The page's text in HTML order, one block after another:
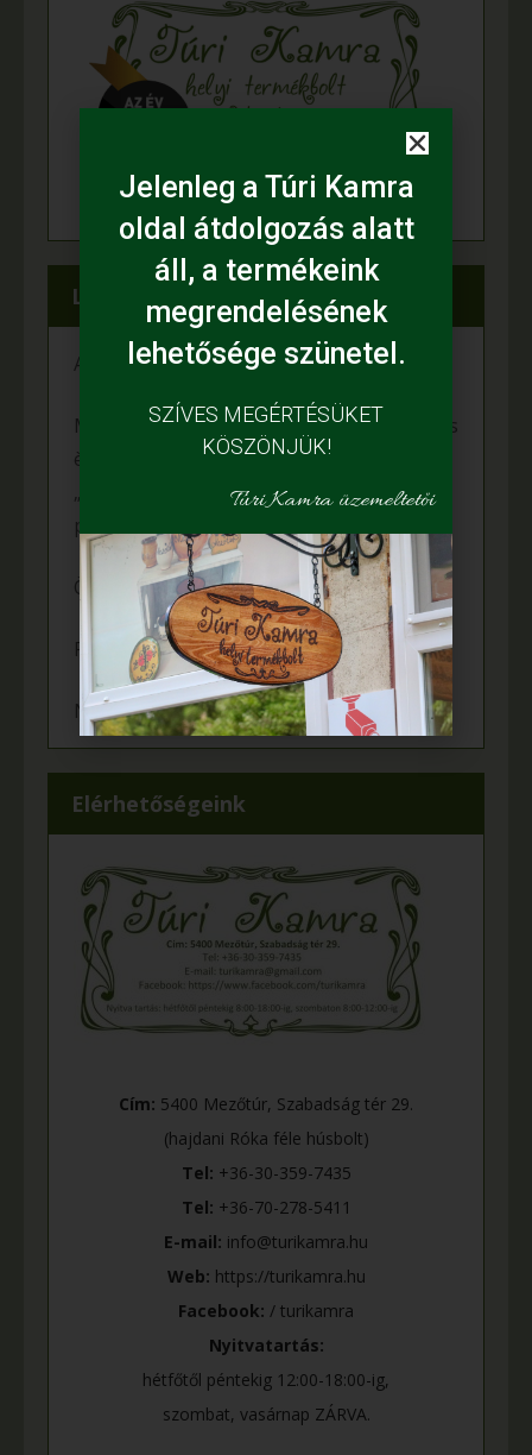
Legfrissebb híreink
A fiataloké a jövő
Mihalina Máté pàlyàzatot nyert a Kulturàlis
ès Innovàciós Minisztèrium àltal kiîrt
„Nemzet Fiatal Tehetsègeièrt Ösztöndîj”
programon
Örömünnep a Fehér tanyán
Felgyulladt a fény Murányi Éva tanyáján
Napelem került az Adamcsik tanyára
Elérhetőségeink
Cím: 5400 Mezőtúr, Szabadság tér 29.
(hajdani Róka féle húsbolt)
Tel: +36-30-359-7435
Tel: +36-70-278-5411
E-mail: info@turikamra.hu
Web: https://turikamra.hu
Facebook: / turikamra
Nyitvatartás:
hétfőtől péntekig 12:00-18:00-ig,
szombat, vasárnap ZÁRVA.
Jelenleg a Túri Kamra
oldal átdolgozás alatt
áll, a termékeink
megrendelésének
lehetősége szünetel.
SZÍVES MEGÉRTÉSÜKET
KÖSZÖNJÜK!
Túri Kamra üzemeltetői